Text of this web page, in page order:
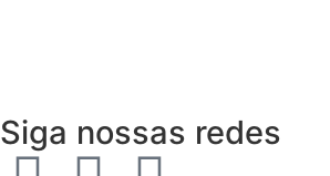
Siga nossas redes